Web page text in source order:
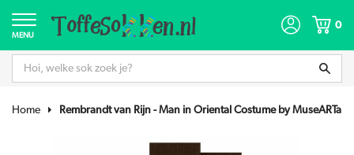
MENU
0
Home Rembrandt van Rijn - Man in Oriental Costume by MuseARTa